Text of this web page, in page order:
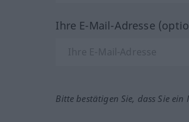
Ihre E-Mail-Adresse
Bitte bestätigen Sie, dass Sie